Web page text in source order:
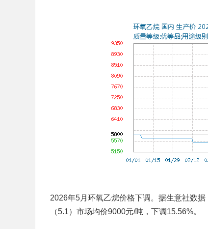
2026年5月环氧乙烷价格下调。据生意社数
（5.1）市场均价9000元/吨，下调15.56%。